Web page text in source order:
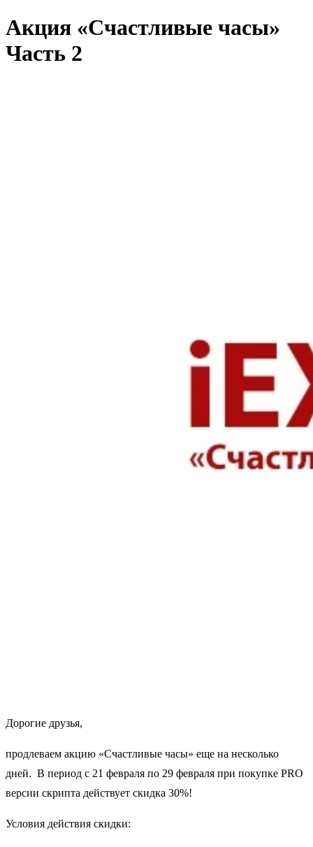
Акция «Счастливые часы»
Часть 2
Дорогие друзья,
продлеваем акцию «Счастливые часы» еще на несколько
дней. В период с 21 февраля по 29 февраля при покупке PRO
версии скрипта действует скидка 30%!
Условия действия скидки: